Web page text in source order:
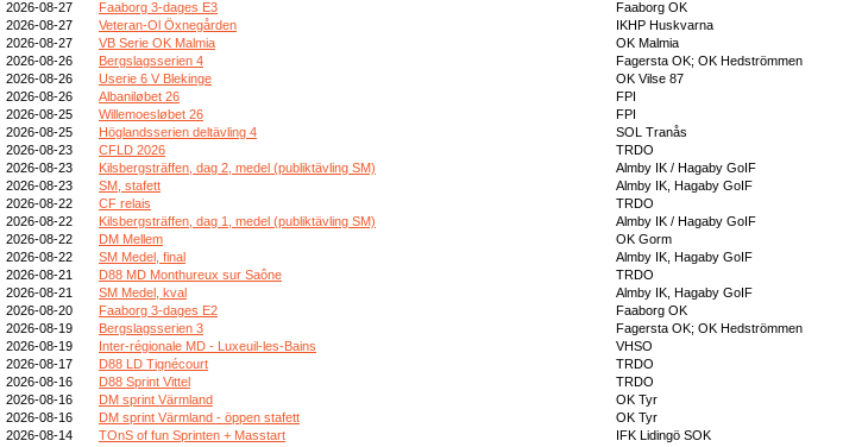
2026-08-27 Faaborg 3-dages E3
Faaborg OK
2026-08-27
Veteran-Ol Öxnegården
IKHP Huskvarna
2026-08-27
VB Serie OK Malmia
OK Malmia
2026-08-26
Bergslagsserien 4
Fagersta OK; OK Hedströmmen
2026-08-26
Userie 6 V Blekinge
OK Vilse 87
2026-08-26
Albaniløbet 26
FPI
2026-08-25
Willemoesløbet 26
FPI
2026-08-25
Höglandsserien deltävling 4
SOL Tranås
2026-08-23
CFLD 2026
TRDO
2026-08-23
Kilsbergsträffen, dag 2, medel (publiktävling SM)
Almby IK / Hagaby GoIF
2026-08-23
SM, stafett
Almby IK, Hagaby GoIF
2026-08-22
CF relais
TRDO
2026-08-22
Kilsbergsträffen, dag 1, medel (publiktävling SM)
Almby IK / Hagaby GoIF
2026-08-22
DM Mellem
OK Gorm
2026-08-22
SM Medel, final
Almby IK, Hagaby GoIF
2026-08-21
D88 MD Monthureux sur Saône
TRDO
2026-08-21
SM Medel, kval
Almby IK, Hagaby GoIF
2026-08-20
Faaborg 3-dages E2
Faaborg OK
2026-08-19
Bergslagsserien 3
Fagersta OK; OK Hedströmmen
2026-08-19
Inter-régionale MD - Luxeuil-les-Bains
VHSO
2026-08-17
D88 LD Tignécourt
TRDO
2026-08-16
D88 Sprint Vittel
TRDO
2026-08-16
DM sprint Värmland
OK Tyr
2026-08-16
DM sprint Värmland - öppen stafett
OK Tyr
2026-08-14
TOnS of fun Sprinten + Masstart
IFK Lidingö SOK